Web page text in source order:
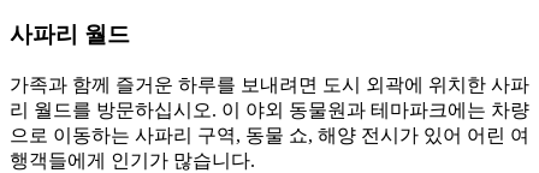
사파리 월드
가족과 함께 즐거운 하루를 보내려면 도시 외곽에 위치한 사파
리 월드를 방문하십시오. 이 야외 동물원과 테마파크에는 차량
으로 이동하는 사파리 구역, 동물 쇼, 해양 전시가 있어 어린 여
행객들에게 인기가 많습니다.